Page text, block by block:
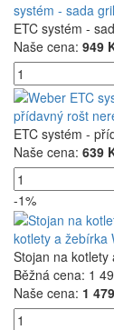
systém - sada
ETC systém -
Naše cena: 949
přídavný rošt
ETC systém -
Naše cena: 639
-1%
kotlety a žebírka
Stojan na
Běžná cena: 1
Naše cena: 1